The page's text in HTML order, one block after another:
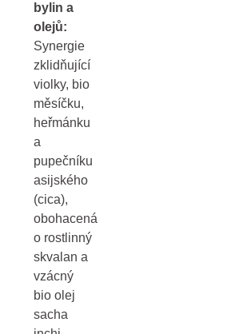
bylin a
olejů:
Synergie
zklidňující
violky, bio
měsíčku,
heřmánku
a
pupečníku
asijského
(cica),
obohacená
o rostlinný
skvalan a
vzácný
bio olej
sacha